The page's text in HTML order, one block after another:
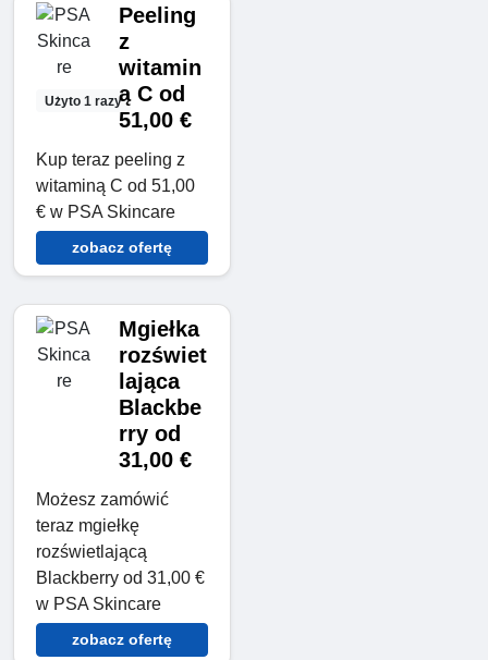
Użyto 1 razy
Peeling
z
witamin
ą C od
51,00 €
Kup teraz peeling z
witaminą C od 51,00
€ w PSA Skincare
zobacz ofertę
Mgiełka
rozświet
lająca
Blackbe
rry od
31,00 €
Możesz zamówić
teraz mgiełkę
rozświetlającą
Blackberry od 31,00 €
w PSA Skincare
zobacz ofertę